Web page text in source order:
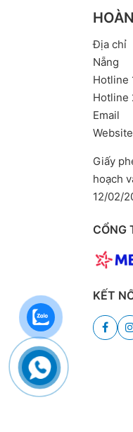
Địa chỉ
Nẵng
Hotline
Hotline
Email
Website
Giấy
hoạch
12/02/
CỔNG
KẾT